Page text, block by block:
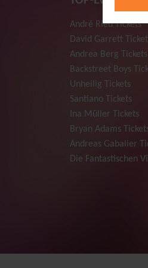
André Rieu Tickets
David Garrett
Andrea Berg Tickets
Backstreet Boys
Unheilig Tickets
Santiano Tickets
Ina Müller Tickets
Bryan Adams
Andreas Gabalier
Die Fantastischen